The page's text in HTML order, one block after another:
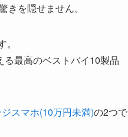
を隠せません。
最高のベストバイ10製品
スマホ(10万円未満)の2つで